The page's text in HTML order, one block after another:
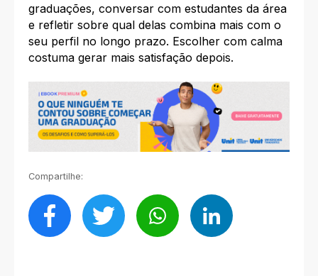
graduações, conversar com estudantes da área
e refletir sobre qual delas combina mais com o
seu perfil no longo prazo. Escolher com calma
costuma gerar mais satisfação depois.
Compartilhe: